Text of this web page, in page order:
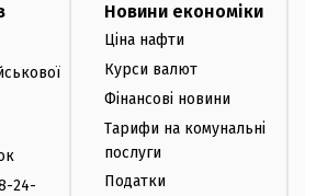
24-
Новини економіки
Ціна нафти
Курси валют
Фінансові новини
Тарифи на комунальні
послуги
Податки